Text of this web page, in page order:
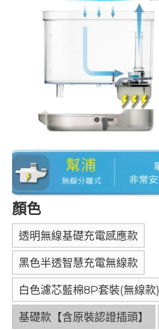
顏色
透明無線基礎充電感應款
黑色半透智慧充電無線款
白色濾芯藍棉8P套裝(無線款)
基礎款【含原裝認證插頭】